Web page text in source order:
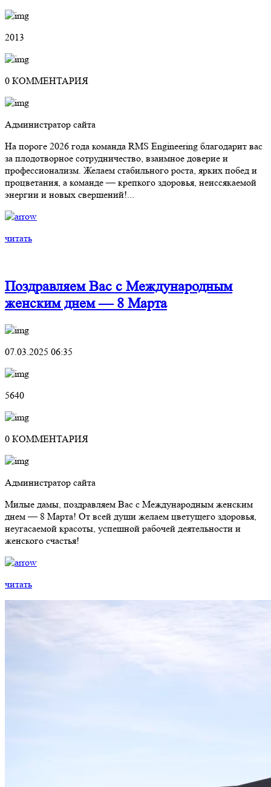
2013
0 КОММЕНТАРИЯ
Администратор сайта
На пороге 2026 года команда RMS Engineering благодарит вас
за плодотворное сотрудничество, взаимное доверие и
профессионализм. Желаем стабильного роста, ярких побед и
процветания, а команде — крепкого здоровья, неиссякаемой
энергии и новых свершений!...
читать
Поздравляем Вас с Международным
женским днем — 8 Марта
07.03.2025 06:35
5640
0 КОММЕНТАРИЯ
Администратор сайта
Милые дамы, поздравляем Вас с Международным женским
днем — 8 Марта! От всей души желаем цветущего здоровья,
неугасаемой красоты, успешной рабочей деятельности и
женского счастья!
читать